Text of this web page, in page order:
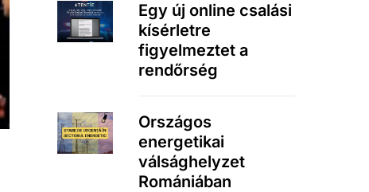
Egy új online csalási
kísérletre
figyelmeztet a
rendőrség
Országos
energetikai
válsághelyzet
Romániában